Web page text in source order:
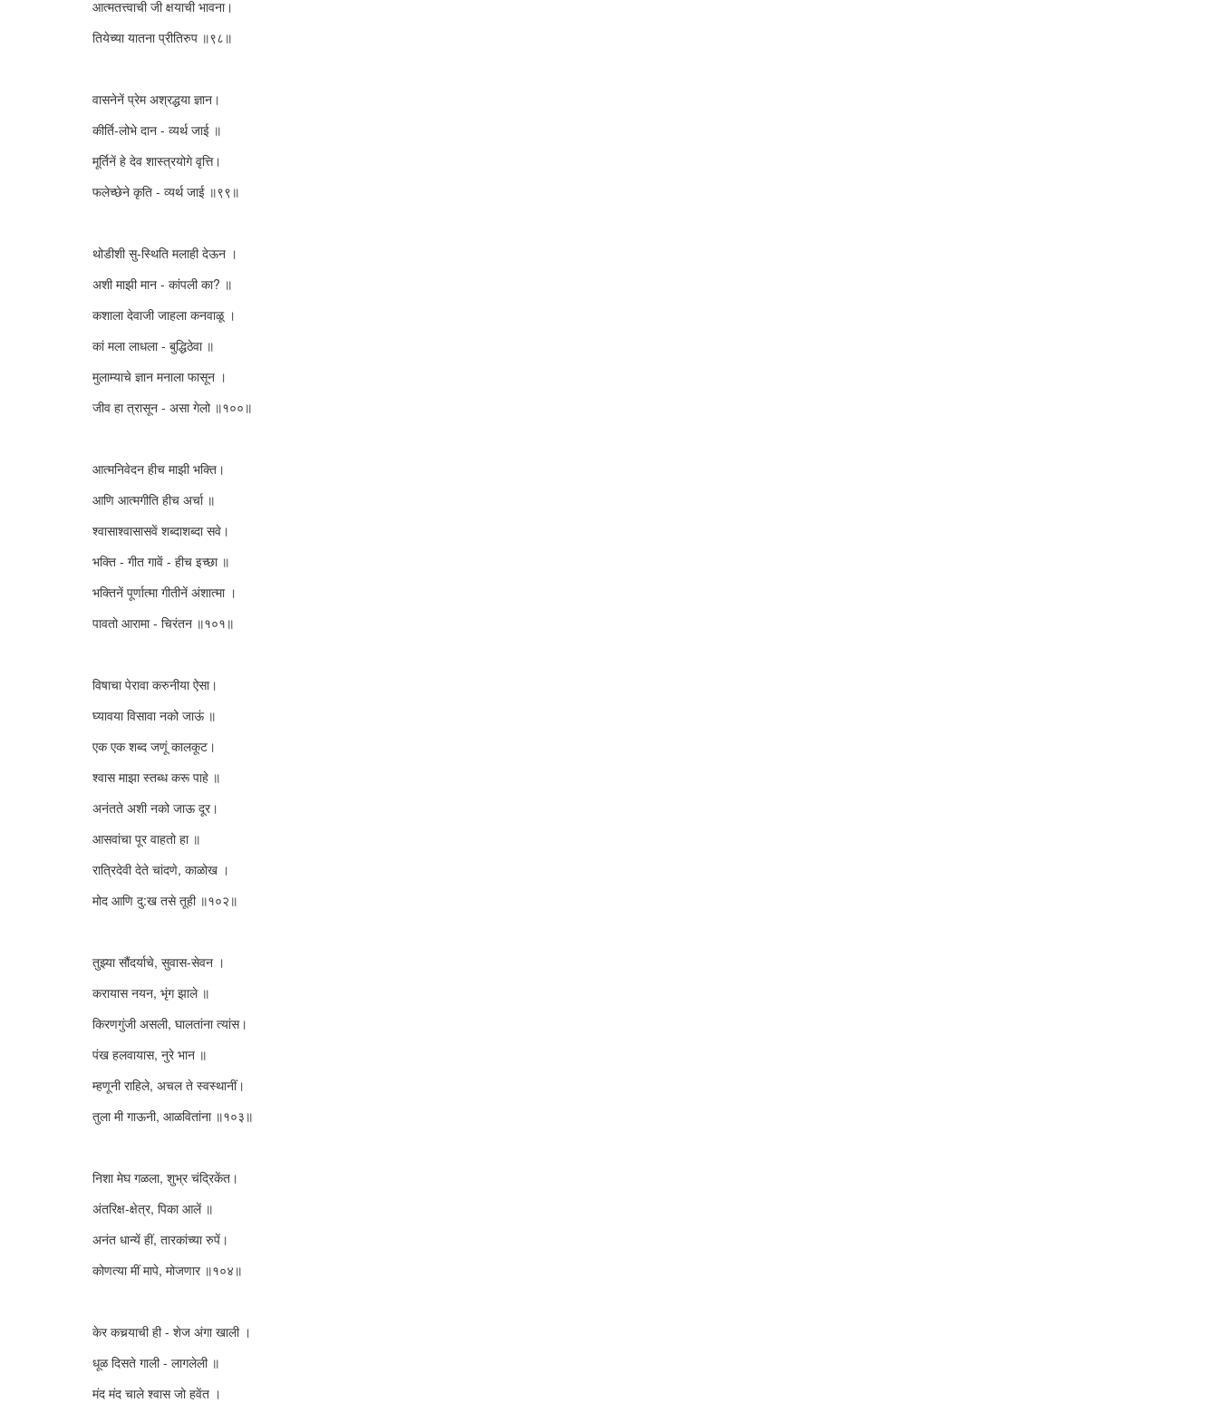
आत्मतत्त्वाची जी क्षयाची भावना।
तियेच्या यातना प्रीतिरुप ॥९८॥
वासनेनें प्रेम अश्रद्धया ज्ञान।
कीर्ति-लोभे दान - व्यर्थ जाई ॥
मूर्तिनें हे देव शास्त्रयोगे वृत्ति।
फलेच्छेने कृति - व्यर्थ जाई ॥९९॥
थोडीशी सु-स्थिति मलाही देऊन ।
अशी माझी मान - कांपली का? ॥
कशाला देवाजी जाहला कनवाळू ।
कां मला लाधला - बुद्धिठेवा ॥
मुलाम्याचे ज्ञान मनाला फासून ।
जीव हा त्रासून - असा गेलो ॥१००॥
आत्मनिवेदन हीच माझी भक्ति।
आणि आत्मगीति हीच अर्चा ॥
श्वासाश्वासासवें शब्दाशब्दा सवे।
भक्ति - गीत गावें - हीच इच्छा ॥
भक्तिनें पूर्णात्मा गीतीनें अंशात्मा ।
पावतो आरामा - चिरंतन ॥१०१॥
विषाचा पेरावा करुनीया ऐसा।
घ्यावया विसावा नको जाऊं ॥
एक एक शब्द जणूं कालकूट।
श्वास माझा स्तब्ध करू पाहे ॥
अनंतते अशी नको जाऊ दूर।
आसवांचा पूर वाहतो हा ॥
रात्रिदेवी देते चांदणे, काळोख ।
मोद आणि दु:ख तसे तूही ॥१०२॥
तुझ्या सौंदर्याचे, सुवास-सेवन ।
करायास नयन, भृंग झाले ॥
किरणगुंजी असली, घालतांना त्यांस।
पंख हलवायास, नुरे भान ॥
म्हणूनी राहिले, अचल ते स्वस्थानीं।
तुला मी गाऊनी, आळवितांना ॥१०३॥
निशा मेघ गळला, शुभ्र चंद्रिकेंत।
अंतरिक्ष-क्षेत्र, पिका आलें ॥
अनंत धान्यें हीं, तारकांच्या रुपें।
कोणत्या मीं मापे, मोजणार ॥१०४॥
केर कचर्‍याची ही - शेज अंगा खाली ।
धूळ दिसते गाली - लागलेली ॥
मंद मंद चाले श्वास जो हवेंत ।